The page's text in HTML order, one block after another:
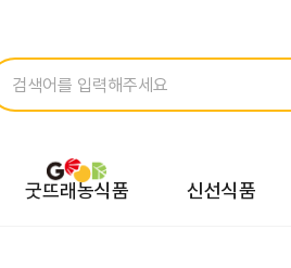
굿뜨래농식품 신선식품